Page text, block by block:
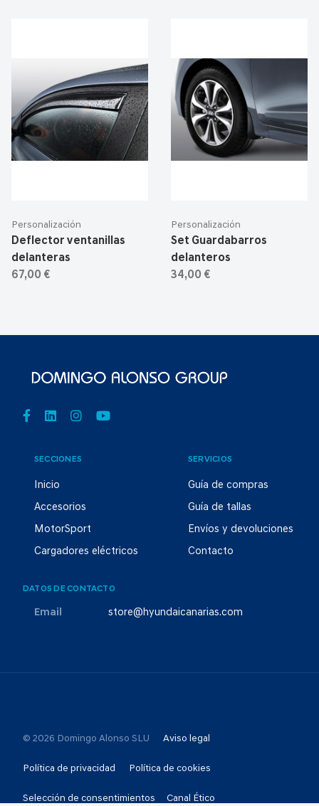
Personalización
Deflector ventanillas
delanteras
67,00 €
Personalización
Set Guardabarros
delanteros
34,00 €
SECCIONES
Inicio
Accesorios
MotorSport
Cargadores eléctricos
SERVICIOS
Guía de compras
Guía de tallas
Envíos y devoluciones
Contacto
DATOS DE CONTACTO
Email store@hyundaicanarias.com
© 2026 Domingo Alonso SLU Aviso legal
Política de privacidad Política de cookies
Selección de consentimientos Canal Ético